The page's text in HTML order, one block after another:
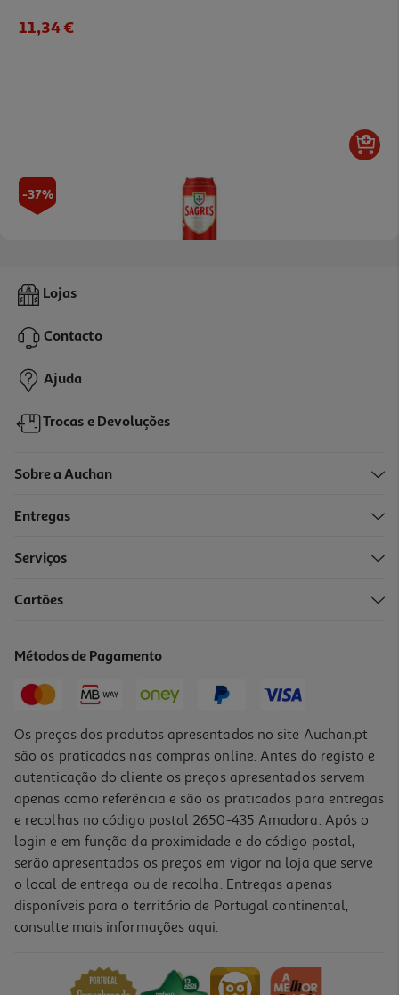
11,34 €
-37%
Cerveja Sagres Com Álcool Lata 0.50l (sdr)
Price reduced from
1,34 €to
0,85 €
+0,10 € Depósito
Promoção
+0,10 € Depósito
Cerveja Branca Super Bock Sky Lata 0.33l (sdr)
Lojas
Contacto
Ajuda
Trocas e Devoluções
Sobre a Auchan
Entregas
Serviços
Cartões
Métodos de Pagamento
Os preços dos produtos apresentados no site Auchan.pt
são os praticados nas compras online. Antes do registo e
autenticação do cliente os preços apresentados servem
apenas como referência e são os praticados para entregas
e recolhas no código postal 2650-435 Amadora. Após o
login e em função da proximidade e do código postal,
serão apresentados os preços em vigor na loja que serve
o local de entrega ou de recolha. Entregas apenas
disponíveis para o território de Portugal continental,
consulte mais informações aqui.